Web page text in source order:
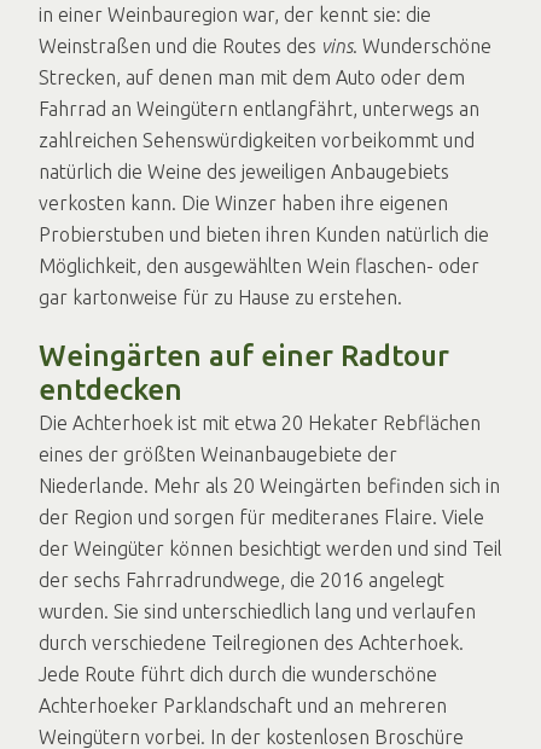
in einer Weinbauregion war, der kennt sie: die
Weinstraßen und die Routes des vins. Wunderschöne
Strecken, auf denen man mit dem Auto oder dem
Fahrrad an Weingütern entlangfährt, unterwegs an
zahlreichen Sehenswürdigkeiten vorbeikommt und
natürlich die Weine des jeweiligen Anbaugebiets
verkosten kann. Die Winzer haben ihre eigenen
Probierstuben und bieten ihren Kunden natürlich die
Möglichkeit, den ausgewählten Wein flaschen- oder
gar kartonweise für zu Hause zu erstehen.
Weingärten auf einer Radtour
entdecken
Die Achterhoek ist mit etwa 20 Hekater Rebflächen
eines der größten Weinanbaugebiete der
Niederlande. Mehr als 20 Weingärten befinden sich in
der Region und sorgen für mediteranes Flaire. Viele
der Weingüter können besichtigt werden und sind Teil
der sechs Fahrradrundwege, die 2016 angelegt
wurden. Sie sind unterschiedlich lang und verlaufen
durch verschiedene Teilregionen des Achterhoek.
Jede Route führt dich durch die wunderschöne
Achterhoeker Parklandschaft und an mehreren
Weingütern vorbei. In der kostenlosen Broschüre